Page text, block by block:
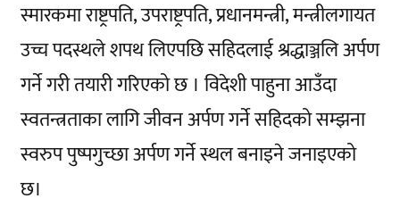
स्मारकमा राष्ट्रपति, उपराष्ट्रपति, प्रधानमन्त्री, मन्त्रीलगायत
उच्च पदस्थले शपथ लिएपछि सहिदलाई श्रद्धाञ्जलि अर्पण
गर्ने गरी तयारी गरिएको छ । विदेशी पाहुना आउँदा
स्वतन्त्रताका लागि जीवन अर्पण गर्ने सहिदको सम्झना
स्वरुप पुष्पगुच्छा अर्पण गर्ने स्थल बनाइने जनाइएको
छ।